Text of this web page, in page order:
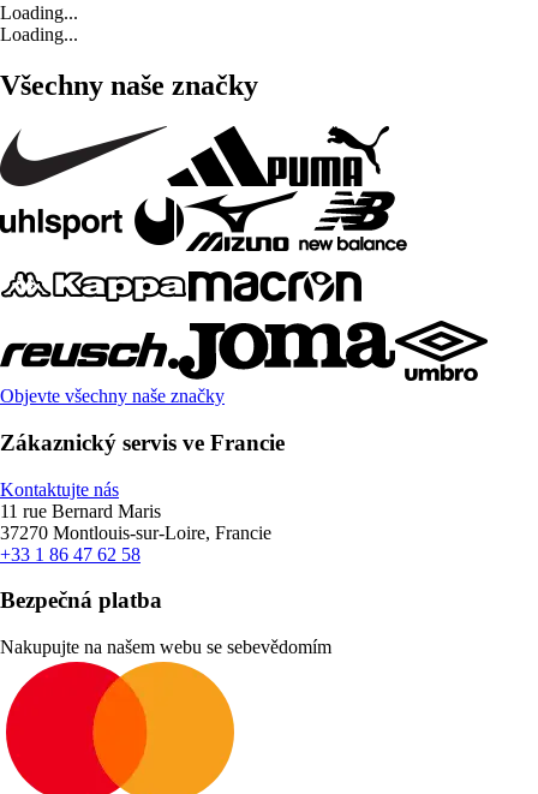
Loading...
Loading...
Všechny naše značky
Objevte všechny naše značky
Zákaznický servis ve Francie
Kontaktujte nás
11 rue Bernard Maris
37270 Montlouis-sur-Loire, Francie
+33 1 86 47 62 58
Bezpečná platba
Nakupujte na našem webu se sebevědomím